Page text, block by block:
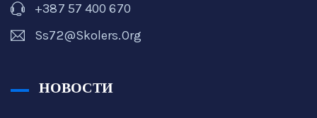
+387 57 400 670
Ss72@skolers.org
НОВОСТИ